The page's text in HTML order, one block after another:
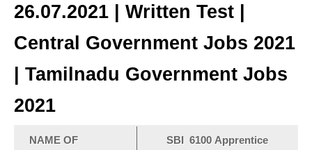
26.07.2021 | Written Test |
Central Government Jobs 2021
| Tamilnadu Government Jobs
2021
NAME OF
SBI 6100 Apprentice